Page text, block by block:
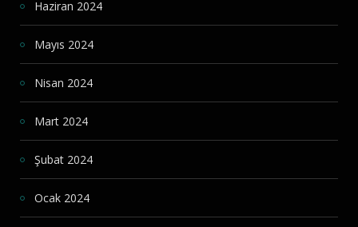
Haziran 2024
Mayıs 2024
Nisan 2024
Mart 2024
Şubat 2024
Ocak 2024